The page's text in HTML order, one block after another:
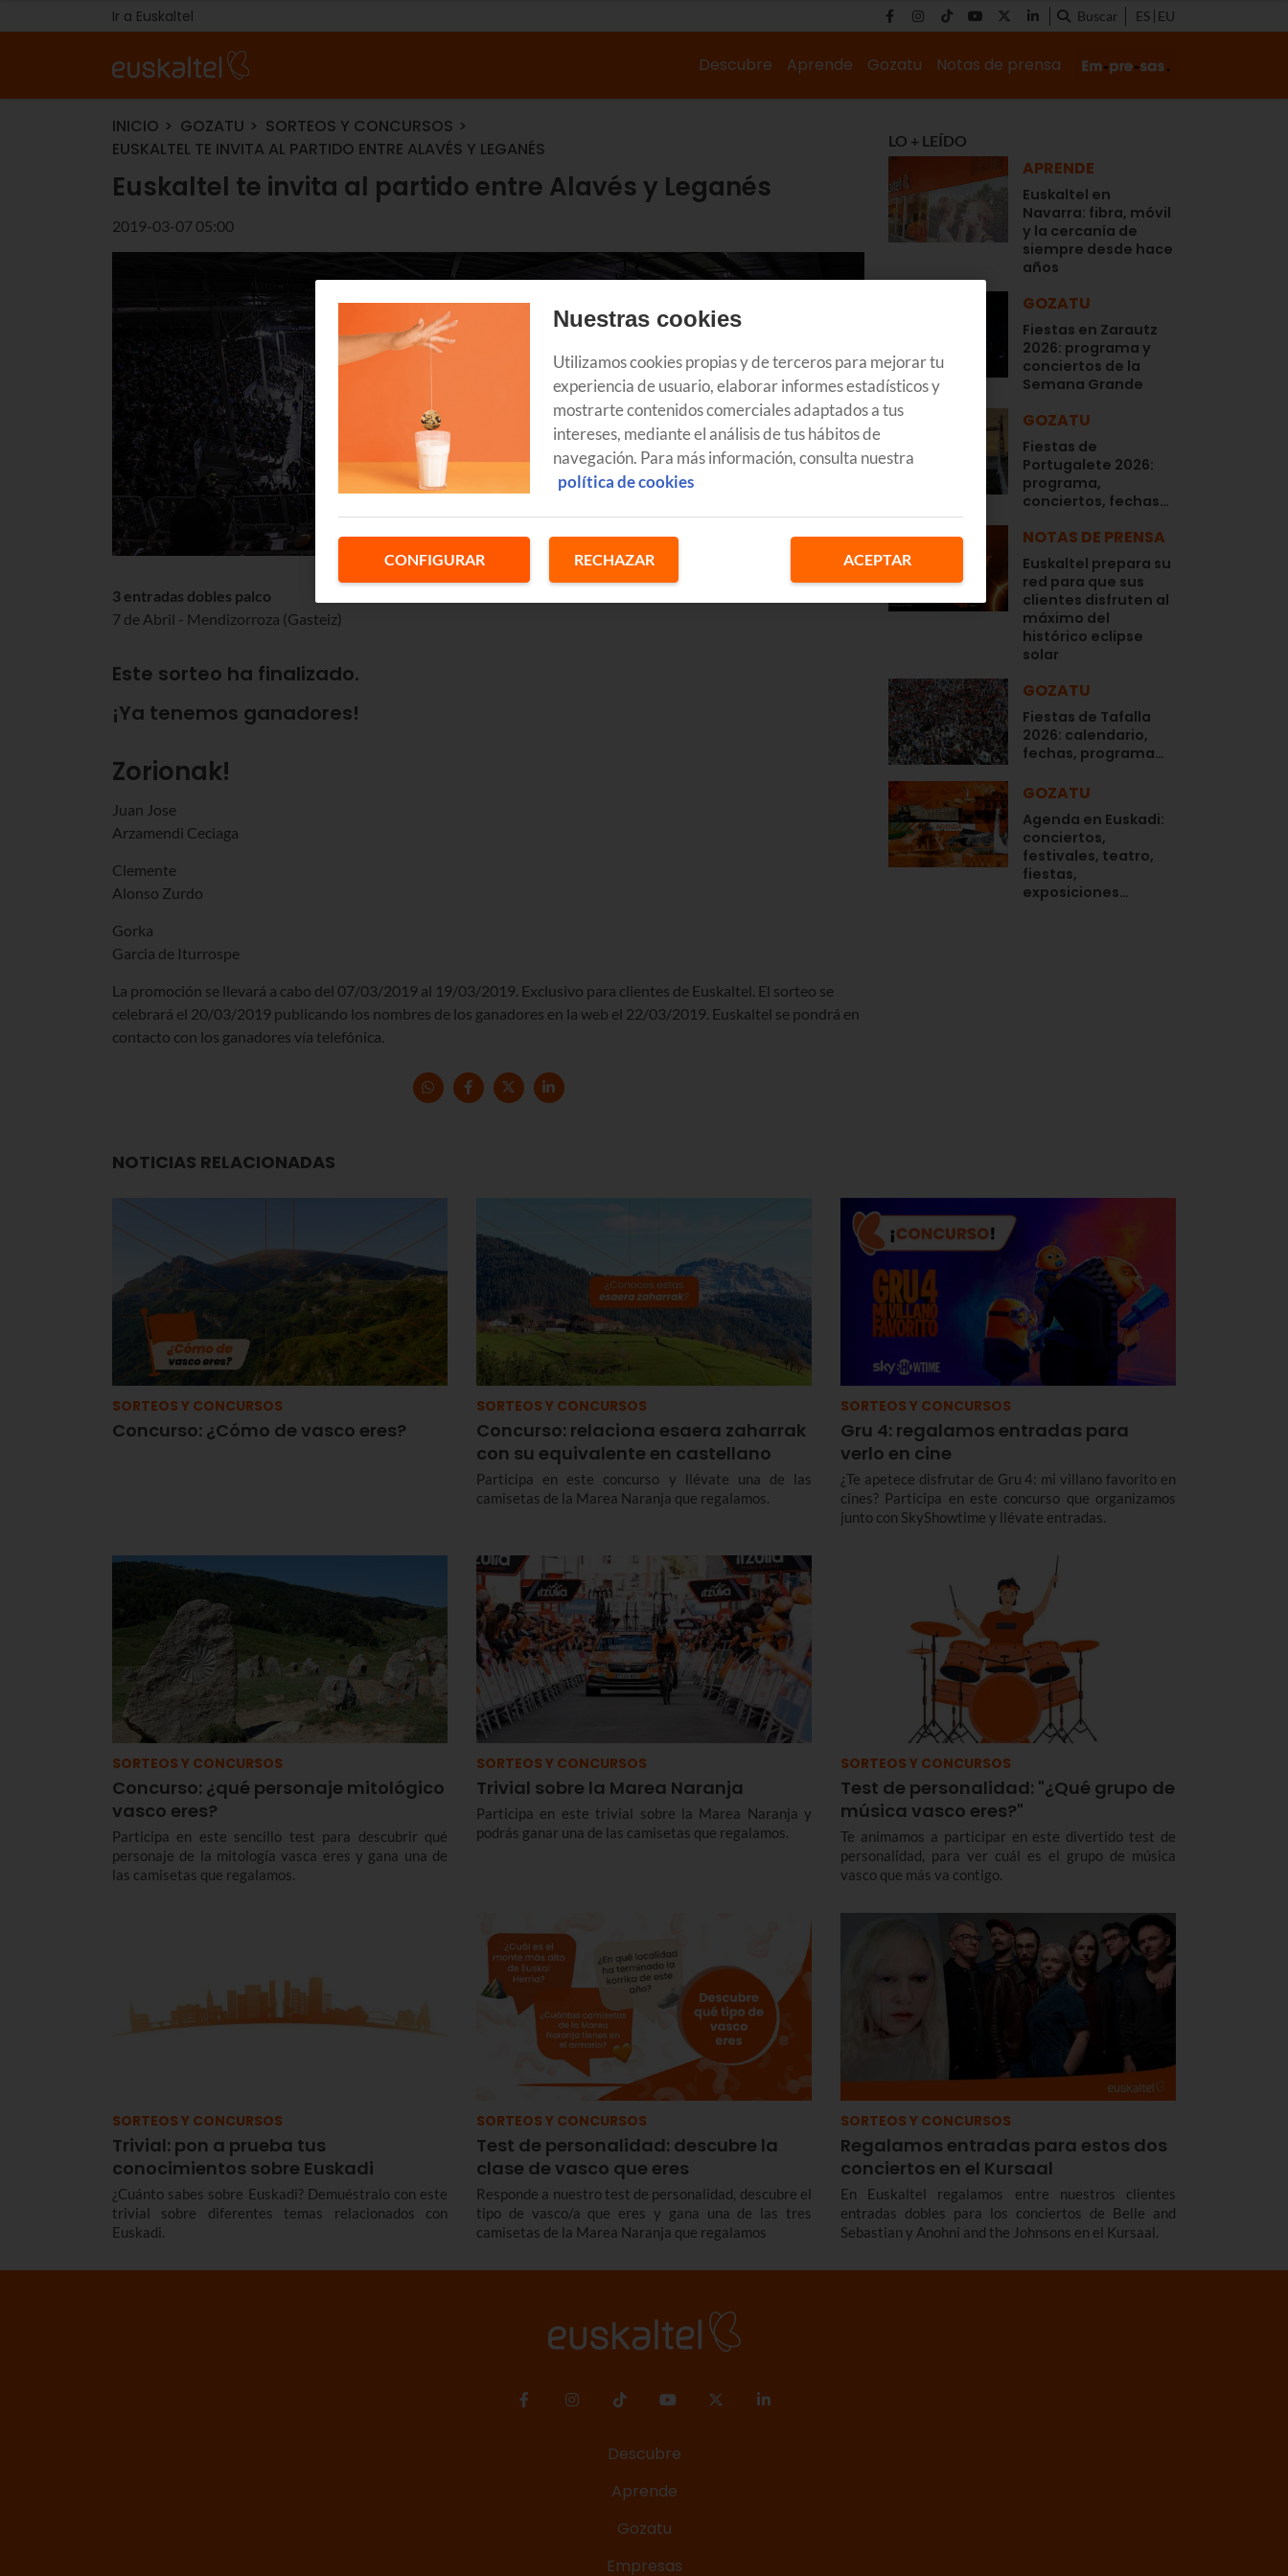
Ir a Euskaltel Buscar ES EU
Descubre Aprende Gozatu Notas de prensa
INICIO GOZATU
SORTEOS Y CONCURSOS
EUSKALTEL TE INVITA AL PARTIDO ENTRE ALAVÉS Y LEGANÉS
Euskaltel te invita al partido entre Alavés y Leganés
2019-03-07 05:00
3 entradas dobles palco
7 de Abril - Mendizorroza (Gasteiz)
Este sorteo ha finalizado.
¡Ya tenemos ganadores!
Zorionak!
Juan Jose
Arzamendi Ceciaga
Clemente
Alonso Zurdo
Gorka
Garcia de Iturrospe
La promoción se llevará a cabo del 07/03/2019 al 19/03/2019. Exclusivo para clientes de Euskaltel. El sorteo se
celebrará el 20/03/2019 publicando los nombres de los ganadores en la web el 22/03/2019. Euskaltel se pondrá en
contacto con los ganadores vía telefónica.
LO + LEÍDO
APRENDE
Euskaltel en
Navarra: fibra, móvil
y la cercanía de
siempre desde hace
años
GOZATU
Fiestas en Zarautz
2026: programa y
conciertos de la
Semana Grande
GOZATU
Fiestas de
Portugalete 2026:
programa,
conciertos, fechas…
NOTAS DE PRENSA
Euskaltel prepara su
red para que sus
clientes disfruten al
máximo del
histórico eclipse
solar
GOZATU
Fiestas de Tafalla
2026: calendario,
fechas, programa…
GOZATU
Agenda en Euskadi:
conciertos,
festivales, teatro,
fiestas,
exposiciones…
NOTICIAS RELACIONADAS
SORTEOS Y CONCURSOS
Concurso: ¿Cómo de vasco eres?
SORTEOS Y CONCURSOS
Concurso: relaciona esaera zaharrak
con su equivalente en castellano
Participa en este concurso y llévate una de las
camisetas de la Marea Naranja que regalamos.
SORTEOS Y CONCURSOS
Gru 4: regalamos entradas para
verlo en cine
¿Te apetece disfrutar de Gru 4: mi villano favorito en
cines? Participa en este concurso que organizamos
junto con SkyShowtime y llévate entradas.
SORTEOS Y CONCURSOS
Concurso: ¿qué personaje mitológico
vasco eres?
Participa en este sencillo test para descubrir qué
personaje de la mitología vasca eres y gana una de
las camisetas que regalamos.
SORTEOS Y CONCURSOS
Trivial sobre la Marea Naranja
Participa en este trivial sobre la Marea Naranja y
podrás ganar una de las camisetas que regalamos.
SORTEOS Y CONCURSOS
Test de personalidad: "¿Qué grupo de
música vasco eres?"
Te animamos a participar en este divertido test de
personalidad, para ver cuál es el grupo de música
vasco que más va contigo.
SORTEOS Y CONCURSOS
Trivial: pon a prueba tus
conocimientos sobre Euskadi
¿Cuánto sabes sobre Euskadi? Demuéstralo con este
trivial sobre diferentes temas relacionados con
Euskadi.
SORTEOS Y CONCURSOS
Test de personalidad: descubre la
clase de vasco que eres
Responde a nuestro test de personalidad, descubre el
tipo de vasco/a que eres y gana una de las tres
camisetas de la Marea Naranja que regalamos
SORTEOS Y CONCURSOS
Regalamos entradas para estos dos
conciertos en el Kursaal
En Euskaltel regalamos entre nuestros clientes
entradas dobles para los conciertos de Belle and
Sebastian y Anohni and the Johnsons en el Kursaal.
Descubre
Aprende
Gozatu
Empresas
Nuestras cookies
Utilizamos cookies propias y de terceros para mejorar tu
experiencia de usuario, elaborar informes estadísticos y
mostrarte contenidos comerciales adaptados a tus
intereses, mediante el análisis de tus hábitos de
navegación. Para más información, consulta nuestra
política de cookies
CONFIGURAR RECHAZAR ACEPTAR